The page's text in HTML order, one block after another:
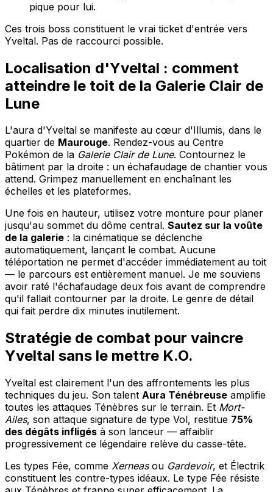
pique pour lui.
Ces trois boss constituent le vrai ticket d'entrée vers
Yveltal. Pas de raccourci possible.
Localisation d'Yveltal : comment
atteindre le toit de la Galerie Clair de
Lune
L'aura d'Yveltal se manifeste au cœur d'Illumis, dans le
quartier de Maurouge. Rendez-vous au Centre
Pokémon de la Galerie Clair de Lune. Contournez le
bâtiment par la droite : un échafaudage de chantier vous
attend. Grimpez manuellement en enchaînant les
échelles et les plateformes.
Une fois en hauteur, utilisez votre monture pour planer
jusqu'au sommet du dôme central. Sautez sur la voûte
de la galerie : la cinématique se déclenche
automatiquement, lançant le combat. Aucune
téléportation ne permet d'accéder immédiatement au toit
— le parcours est entièrement manuel. Je me souviens
avoir raté l'échafaudage deux fois avant de comprendre
qu'il fallait contourner par la droite. Le genre de détail
qui fait perdre dix minutes inutilement.
Stratégie de combat pour vaincre
Yveltal sans le mettre K.O.
Yveltal est clairement l'un des affrontements les plus
techniques du jeu. Son talent Aura Ténébreuse amplifie
toutes les attaques Ténèbres sur le terrain. Et Mort-
Ailes, son attaque signature de type Vol, restitue 75%
des dégâts infligés à son lanceur — affaiblir
progressivement ce légendaire relève du casse-tête.
Les types Fée, comme Xerneasou Gardevoir, et Électrik
constituent les contre-types idéaux. Le type Fée résiste